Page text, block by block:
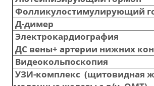
Фолликулостимулирующий
Д-димер
Электрокардиография
ДС вены+ артерии нижних
Видеокольпоскопия
УЗИ-комплекс (щитовидная